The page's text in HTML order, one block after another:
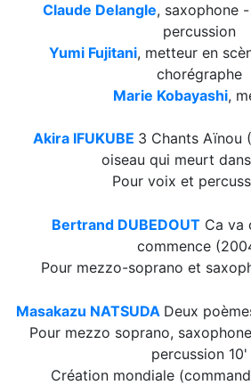
Claude Delangle, saxophone -
percussion
Yumi Fujitani, metteur en
chorégraphe
Marie Kobayashi,
Akira IFUKUBE 3 Chants Aïnou
oiseau qui meurt
Pour voix et
Bertrand DUBEDOUTCa va
commence
Pour mezzo-soprano et
Masakazu NATSUDA Deux
Pour mezzo soprano,
percussion 10'
Création mondiale (commande